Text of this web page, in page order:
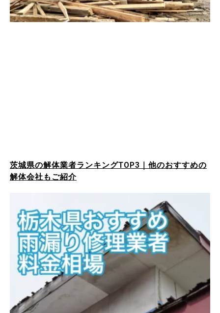
茨城県の解体業者ランキングTOP3｜他のおすすめの
解体会社もご紹介